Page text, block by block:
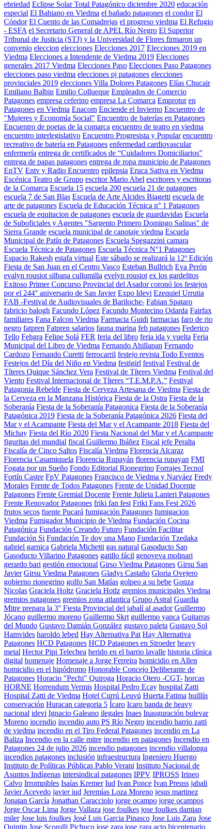
ebriedad Eclipse Solar Total Patagónico diciembre 2020 educación
especial El Bahiano en Viedma el bañado patagones el condor El
Cóndor El Cuento de las Comadrejas el progreso viedma El Refugio
- ESFA el Secretario General de APEL Río Negro El Superior
Tribunal de Justicia (STJ) y la Universidad de Flores firmaron un
convenio eleccion elecciones Elecciones 2017 Elecciones 2019 en
Viedma Elecciones a Intendente de Viedma 2019 Elecciones
generales 2017 Viedma Elecciones Paso Elecciones Paso Patagones
elecciones paso viedma elecciones pj patagones elecciones
provinciales 2019 elecciones Villa Dolores Patagones Elías Chucair
Emiliano Balbin Emilio Collueque Empleados de Comercio
Patagones empresa ceferino empresa La Comarca Emprotur en
Patagones en Viedma Enacom Enciende el Invierno Encuentro de
"Mujeres y Economía Social" Encuentro de baterías en Patagones
Encuentro de poetas de la comarca encuentro de teatro en viedma
encuentro interlegislativo Encuentro Progresista y Popular encuentro
recreativo de batería en Patagones enfermedad cardiovascular
enfermería entrega de certificados de “Cuidadores Domiciliarios”
entrega de papas patagones entrega de ropa municipio de Patagones
EnTV Entv y Radio Encuentro epilepsia Eruca Sativa en Viedma
Escénica Teatro de Grupo escritor Mario Abel escritores y escritoras
de la Comarca Escuela 15 escuela 200 escuela 21 de patagones
escuela 7 de San Blas Escuela de Arte Alcides Biagetti escuela de
arte de patagones Escuela de Educación Técnica n° 1 Patagones
escuela de equitacion de patagones escuela de guardavidas Escuela
de Suboficiales y Agentes "Sargento Primero Domingo Salinas" de
Sierra Grande escuela municipal de canotaje viedma Escuela
Municipal de Patín de Patagones Escuela Spegazzini camara
Escuela Técnica de Patagones Escuela Técnica N°1 Patagones
Espacio Rakesh estafa virtual Este sábado se realizará la 12º Edición
Fiesta de San Juan en el Centro Vasco Esteban Bullrich Eva Perón
evalyn rousiot silbana cullumilla evelyn rousiot ex los gardelitos
Exitoso Primer Concurso Provincial del Asador coronó los festejos
por el 244° aniversario de San Javier Expo Idevi Ezequiel Urrutia
FAB -Festival de Audiovisuales de Bariloche- Fabian Spataro
fabricio balogh Facundo López Facundo Montecino Odarda Fairfax
familiares Fana Falcon Viedma Farmacia Guidi farmacias faro de rio
negro fatpren Fatpren salarios fauna marina feb patagones Federico
Tello Fehgra Felipe Solá FER feria del libro feria ida y vuelta Feria
Municipal del Libro de Viedma Fernando Ahillapan Fernando
Cardozo Fernando Curetti ferrocarril festejo revista Todo Eventos
Festejos del Día del Niño en Viedma festigirl festival Festival de
Títeres Quique Sánchez Vera Festival de Títeres Viedma Festival del
Viento Festival Internacional de Títeres “T.E.M.P.A.” Festival
Patagonia Rebelde Fiesta de Cerveza Artesana de Viedma Fiesta de
la Cerveza en la Manzana Histórica Fiesta de la Ostra Fiesta de la
Soberanía Fiesta de la Soberanía Patagonica Fiesta de la Soberanía
Patagónica 2019 Fiesta de la Soberanía Patagónica 2026 Fiesta del
Mar y el Acampante Fiesta del Mar y el Acampante 2018 Fiesta del
Michay Fiesta del Río 2020 Fiesta Nacional del Mar y el Acampante
figuritas del mundial fiscal Guillermo Ibáñez Fiscal jefe Peralta
Fiscalía de Cinco Saltos Fiscalía Viedma Florencia Alcaraz
Florencia Casamiquela Florencia Rupayán florencia rupayan FMI
Fogata por un Sueño Fondo Editorial Rionegrino Forrajes Tecnol
Fortín Castre FpV Patagones Francisco de Viedma y Narváez Fredy
Morales Frente de Todos Patagones Frente de Unidad Docente
Patagones Frente Gremial Docente Frente Julieta Lanteri Patagones
Frente Renovador Patagones friki fan fest Friki Fans Fest 2026
frutos secos fuente Pucará fumigación Patagones fumigacion
Viedma Fumigador Municipio de Viedma Fundación Cocina
Patagónica Fundación Creando Futuro Fundación Facilitar
Fundación Si Fundación Te doy una Mano Fundación Tzedaka
gabriel garnica Gabriela Michetti gas natural Gasoducto Sao
Gasoducto Villarino Patagones gatillo fácil genoveva molinari
gerardo bari gestión emocional Girso Viedma Patagones Girsu San
Javier Girsu Viedma Patagones Gladys Castaño Gloria Ovejero
gobierno rionegrino golfo San Matías golpeo a su bebe Gonza
Nicolas Graciela Holtz Graciela Hotlz gremios municipales Viedma
gremios patagones gremios zona atlantica Grupo Astral Guardia
Mitre prepara la 3° Fiesta Provincial del jabalí al asador Guillermo
Jócano guillermo moreno Guillermo Skrt guillermo yanca Guitarras
del Mundo Gustavo Damián González gustavo paleta Gustavo Sol
Hamvides haroldo lebed Hay Alternativa Pat Hay Alternativa
Patagones HCD Patagones HCD Patagones en Stroeder heavy
metal Hector Pipi Telechea herido en el barrio lavalle historia clínica
digital homenaje Homenaje a Jorge Ferreira homicidio en Allen
homicidio en el hipódromo Honorable Concejo Deliberante de
Patagones Horacio "Pechi" Quiroga Horacio Otero -CGT- horcas
HORNE Horrendum Vermis Hospital Pedro Ecay hospital Zatti
Hospital Zatti de Viedma Hotel Currú Leuvú Huerta Fatima huillín
conservación Huracan categoria 5 Ícaro Icaro banda de heavy
nacional idevi Ignacio Galeano ilegales Inaes Inauguración bulevar
Moreno incendio incendio auto PS Río Negro incendio barrio zatti
de viedma incendio en el Tiro Federal Patagones incendio en La
Baliza Incendio en la calle mitre incendio en patagones Incendio en
Patagones 24 de julio 2026 incendio patagones incendio villalonga
incendios patagones inclusión infraestructura Ingeniero Huergo
Instituto de Políticas Públicas Pablo Verani Instituto Nacional de
Asuntos Indígenas intersindical patagones IPPV IPROSS Irineo
Calvo Irrompibles Isaías Kremer Iud Ivan Ponce Ivan Preuss jabali
Javier Acevedo javier iud Jeremías Loza Moreno jesus martinez
Jonatan García Jonathan Caracciolo jorge ocampo jorge ocampos
Jorge Oscar Lima Jorge Vallaza jose foulkes jose foulkes damian
miler Jose luis foulkes José Luis Garcia Pinasco Jose Luis Zara Jose
Quintin Jose Scorolli Pichuco jose zara jose zara acto bicentenario